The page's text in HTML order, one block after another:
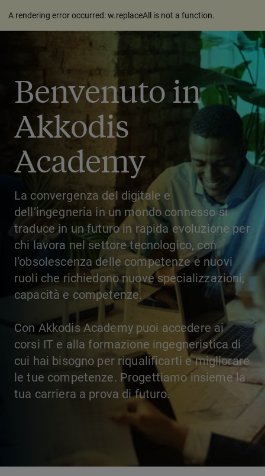
A rendering error occurred:w.replaceAll is not a function.
Benvenuto in
Akkodis
Academy
La convergenza del digitale e
dell’ingegneria in un mondo connesso si
traduce in un futuro in rapida evoluzione per
chi lavora nel settore tecnologico, con
l’obsolescenza delle competenze e nuovi
ruoli che richiedono nuove specializzazioni,
capacità e competenze.
Con Akkodis Academy puoi accedere ai
corsi IT e alla formazione ingegneristica di
cui hai bisogno per riqualificarti e migliorare
le tue competenze. Progettiamo insieme la
tua carriera a prova di futuro.